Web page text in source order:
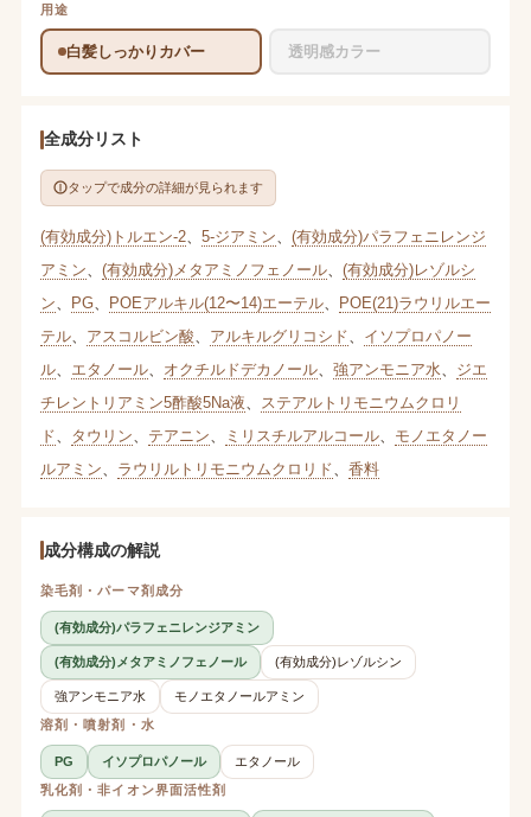
用途
白髪しっかりカバー 透明感カラー
全成分リスト
タップで成分の詳細が見られます
(有効成分)トルエン-2、 5-ジアミン
(有効成分)パラフェニレンジ
アミン
(有効成分)メタアミノフェノール、 (有効成分)レゾルシ
ン
PG、 POEアルキル(12〜14)エーテル、 POE(21)ラウリルエー
テル、 アスコルビン酸 アルキルグリコシド
イソプロパノー
ル、 エタノール、 オクチルドデカノール、 強アンモニア水
ジエ
チレントリアミン5酢酸5Na液
ステアルトリモニウムクロリ
ド
タウリン テアニン ミリスチルアルコール、 モノエタノー
ルアミン
ラウリルトリモニウムクロリド 香料
成分構成の解説
染毛剤・パーマ剤成分
(有効成分)パラフェニレンジアミン
(有効成分)メタアミノフェノール (有効成分)レゾルシン
強アンモニア水
モノエタノールアミン
溶剤・噴射剤・水
PG イソプロパノール
エタノール
乳化剤・非イオン界面活性剤